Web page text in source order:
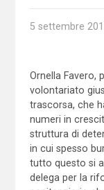
5 settembre
Ornella Favero,
volontariato
trascorsa, che
numeri in
struttura di
in cui spesso
tutto questo si
delega per la